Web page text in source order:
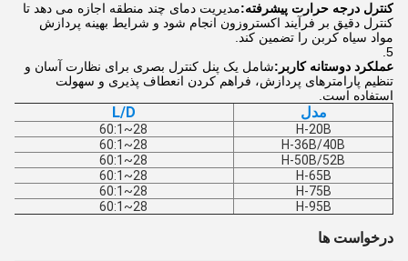
کنترل درجه حرارت پیشرفته:مدیریت دمای چند منطقه اجازه می دهد تا
کنترل دقیق بر فرآیند اکستروزون انجام شود و شرایط بهینه پردازش
مواد سیاه کربن را تضمین کند.
عملکرد دوستانه کاربر:شامل یک پنل کنترل بصری برای نظارت آسان و
تنظیم پارامترهای پردازش، فراهم کردن انعطاف پذیری و سهولت
استفاده است.
مدل L/D
H-20B
28~60:1
H-36B/40B
28~60:1
H-50B/52B
28~60:1
H-65B
28~60:1
H-75B
28~60:1
H-95B
28~60:1
درخواست ها